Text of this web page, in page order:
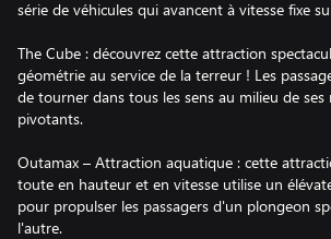
série de véhicules qui avancent à vitesse fixe
The Cube : découvrez cette attraction
géométrie au service de la terreur ! Les
de tourner dans tous les sens au milieu de ses
pivotants.
Outamax – Attraction aquatique : cette
toute en hauteur et en vitesse utilise un
pour propulser les passagers d'un plongeon
l'autre.